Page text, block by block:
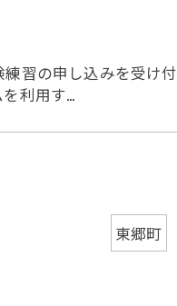
習の申し込みを受け付
利用す…
東郷町